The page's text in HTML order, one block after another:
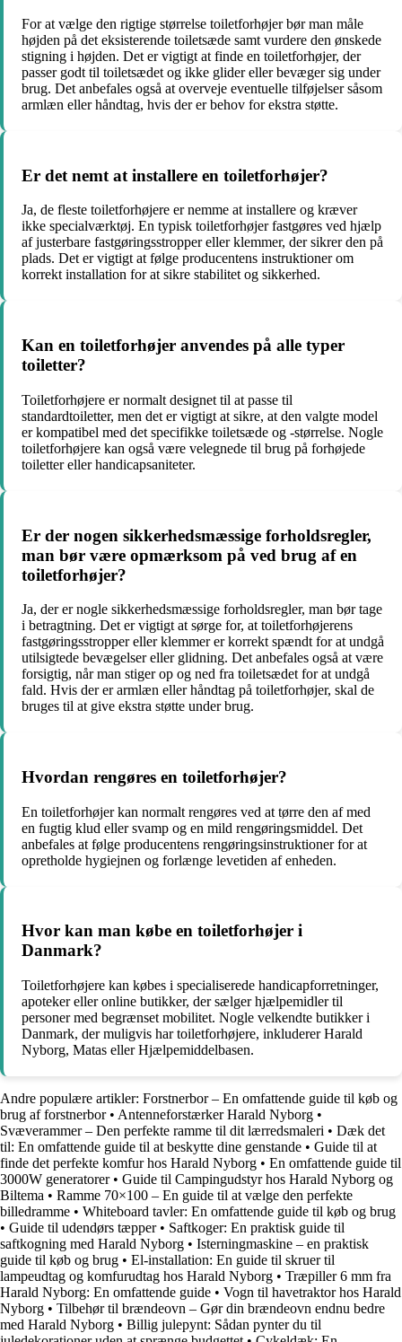
For at vælge den rigtige størrelse toiletforhøjer bør man måle
højden på det eksisterende toiletsæde samt vurdere den ønskede
stigning i højden. Det er vigtigt at finde en toiletforhøjer, der
passer godt til toiletsædet og ikke glider eller bevæger sig under
brug. Det anbefales også at overveje eventuelle tilføjelser såsom
armlæn eller håndtag, hvis der er behov for ekstra støtte.
Er det nemt at installere en toiletforhøjer?
Ja, de fleste toiletforhøjere er nemme at installere og kræver
ikke specialværktøj. En typisk toiletforhøjer fastgøres ved hjælp
af justerbare fastgøringsstropper eller klemmer, der sikrer den på
plads. Det er vigtigt at følge producentens instruktioner om
korrekt installation for at sikre stabilitet og sikkerhed.
Kan en toiletforhøjer anvendes på alle typer
toiletter?
Toiletforhøjere er normalt designet til at passe til
standardtoiletter, men det er vigtigt at sikre, at den valgte model
er kompatibel med det specifikke toiletsæde og -størrelse. Nogle
toiletforhøjere kan også være velegnede til brug på forhøjede
toiletter eller handicapsaniteter.
Er der nogen sikkerhedsmæssige forholdsregler,
man bør være opmærksom på ved brug af en
toiletforhøjer?
Ja, der er nogle sikkerhedsmæssige forholdsregler, man bør tage
i betragtning. Det er vigtigt at sørge for, at toiletforhøjerens
fastgøringsstropper eller klemmer er korrekt spændt for at undgå
utilsigtede bevægelser eller glidning. Det anbefales også at være
forsigtig, når man stiger op og ned fra toiletsædet for at undgå
fald. Hvis der er armlæn eller håndtag på toiletforhøjer, skal de
bruges til at give ekstra støtte under brug.
Hvordan rengøres en toiletforhøjer?
En toiletforhøjer kan normalt rengøres ved at tørre den af med
en fugtig klud eller svamp og en mild rengøringsmiddel. Det
anbefales at følge producentens rengøringsinstruktioner for at
opretholde hygiejnen og forlænge levetiden af enheden.
Hvor kan man købe en toiletforhøjer i
Danmark?
Toiletforhøjere kan købes i specialiserede handicapforretninger,
apoteker eller online butikker, der sælger hjælpemidler til
personer med begrænset mobilitet. Nogle velkendte butikker i
Danmark, der muligvis har toiletforhøjere, inkluderer Harald
Nyborg, Matas eller Hjælpemiddelbasen.
Andre populære artikler: Forstnerbor – En omfattende guide til køb og
brug af forstnerbor• Antenneforstærker Harald Nyborg •
Svæverammer – Den perfekte ramme til dit lærredsmaleri • Dæk det
til: En omfattende guide til at beskytte dine genstande • Guide til at
finde det perfekte komfur hos Harald Nyborg • En omfattende guide til
3000W generatorer• Guide til Campingudstyr hos Harald Nyborg og
Biltema • Ramme 70×100 – En guide til at vælge den perfekte
billedramme • Whiteboard tavler: En omfattende guide til køb og brug
• Guide til udendørs tæpper• Saftkoger: En praktisk guide til
saftkogning med Harald Nyborg • Isterningmaskine – en praktisk
guide til køb og brug • El-installation: En guide til skruer til
lampeudtag og komfurudtag hos Harald Nyborg • Træpiller 6 mm fra
Harald Nyborg: En omfattende guide • Vogn til havetraktor hos Harald
Nyborg • Tilbehør til brændeovn – Gør din brændeovn endnu bedre
med Harald Nyborg • Billig julepynt: Sådan pynter du til